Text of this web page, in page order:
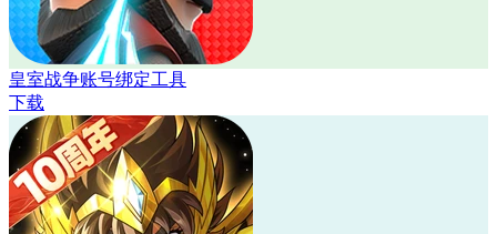
皇室战争账号绑定工具
下载